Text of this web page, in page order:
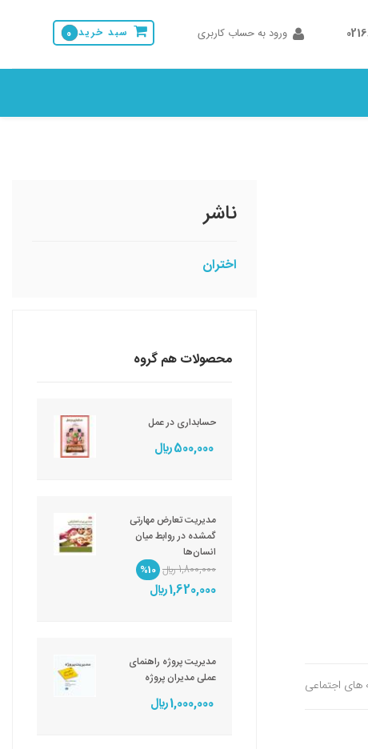
ورود به حساب کاربری سبد خرید 0
های اجتماعی
ناشر
اختران
محصولات هم گروه
حسابداری در عمل
500,000 ريال
مدیریت تعارض مهارتی
گمشده در روابط میان
انسان‌ها
1,800,000 ريال
%10
1,620,000 ريال
مدیریت پروژه راهنمای
عملی مدیران پروژه
1,000,000 ريال